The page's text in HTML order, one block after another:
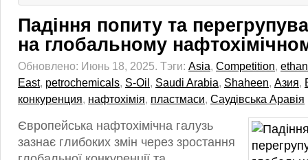
Падіння попиту та
на глобальному
Обновлено: Июнь 18, 2025. Тэги: Asia, Competition,
East, petrochemicals, S-Oil, Saudi Arabia, Shaheen, Азия,
конкуренция, нафтохімія, пластмаси, Саудівська Аравія
Європейська нафтохімічна галузь
зазнає глибоких змін через зростання